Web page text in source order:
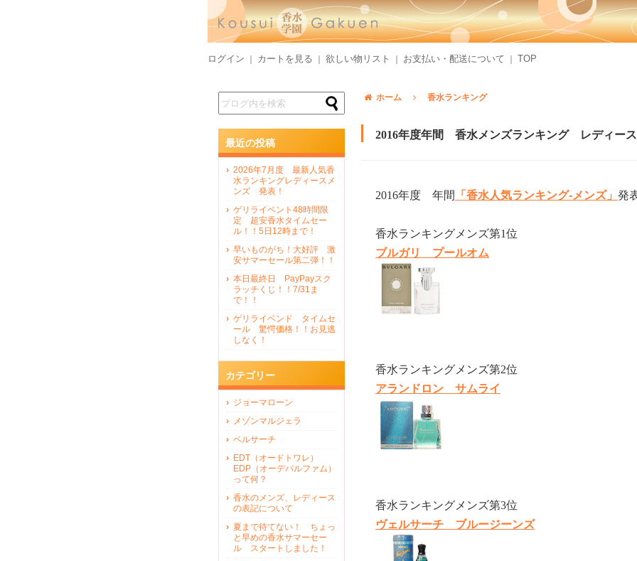
ログイン カートを見る 欲しい物リスト お支払い・配送について TOP
ホーム 香水ランキング
2016年度年間 香水メンズランキング レディー
2016年度 年間 「香水人気ランキング-メンズ」 発
香水ランキングメンズ第1位
ブルガリ プールオム
香水ランキングメンズ第2位
アランドロン サムライ
香水ランキングメンズ第3位
ヴェルサーチ ブルージーンズ
最近の投稿
2026年7月度 最新人気香
水ランキングレディースメ
ンズ 発表！
ゲリライベント48時間限
定 超安香水タイムセー
ル！！5日12時まで！
早いものがち！大好評 激
安サマーセール第二弾！！
本日最終日 PayPayスク
ラッチくじ！！7/31ま
で！！
ゲリライベンド タイムセ
ール 驚愕価格！！お見逃
しなく！
カテゴリー
ジョーマローン
メゾンマルジェラ
ベルサーチ
EDT（オードトワレ）
EDP（オーデパルファム）
って何？
香水のメンズ、レディース
の表記について
夏まで待てない！ ちょっ
と早めの香水サマーセー
ル スタートしました！